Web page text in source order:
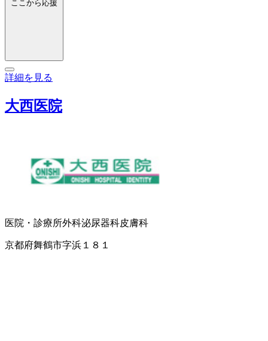
ここから応援
詳細を見る
大西医院
医院・診療所外科泌尿器科皮膚科
京都府舞鶴市字浜１８１